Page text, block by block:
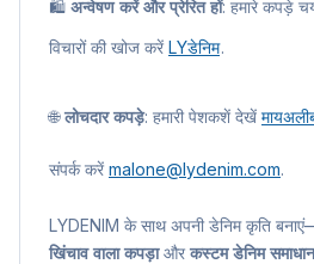
🛍️ अन्वेषण करें और प्रेरित हों: हमारे कपड़े
विचारों की खोज करें LYडेनिम.
🌐लोचदार कपड़े: हमारी पेशकशें देखें
संपर्क करें malone@lydenim.com.
LYDENIM के साथ अपनी डेनिम कृति
खिंचाव वाला कपड़ाऔर कस्टम डेनिम समाधान